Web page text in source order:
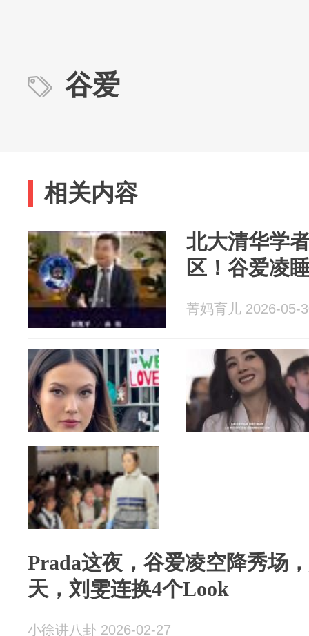
谷爱
相关内容
北大清华学
区！谷爱凌
菁妈育儿 2026-05-
Prada这夜，谷爱凌空降秀场
天，刘雯连换4个Look
小徐讲八卦 2026-02-27